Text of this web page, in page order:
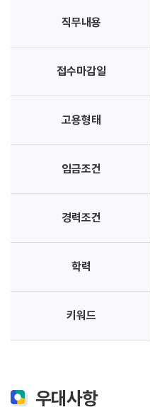
직무내용
접수마감일
고용형태
임금조건
경력조건
학력
키워드
우대사항